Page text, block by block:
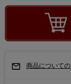
商品について